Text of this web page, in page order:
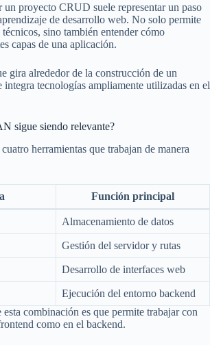
un proyecto CRUD suele representar un paso
de desarrollo web. No solo permite
sino también entender cómo
capas de una aplicación.
gira alrededor de la construcción de un
tecnologías ampliamente utilizadas en el
sigue siendo relevante?
herramientas que trabajan de manera
Función principal
Almacenamiento de datos
Gestión del servidor y rutas
Desarrollo de interfaces web
Ejecución del entorno backend
combinación es que permite trabajar con
como en el backend.